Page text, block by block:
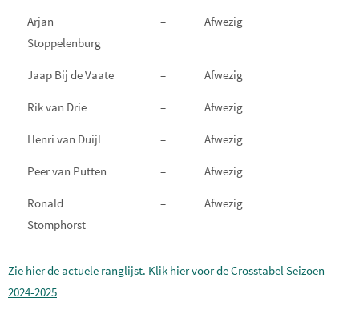
Arjan
Stoppelenburg
– Afwezig
Jaap Bij de Vaate – Afwezig
Rik van Drie – Afwezig
Henri van Duijl – Afwezig
Peer van Putten – Afwezig
Ronald
Stomphorst
– Afwezig
Zie hier de actuele ranglijst. Klik hier voor de Crosstabel Seizoen
2024-2025